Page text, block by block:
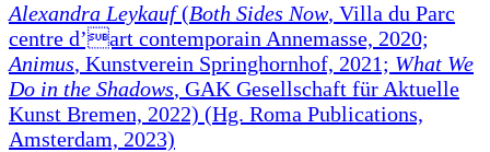
Alexandra Leykauf(Both Sides Now, Villa du Parc
centre d’art contemporain Annemasse, 2020;
Animus, Kunstverein Springhornhof, 2021; What We
Do in the Shadows, GAK Gesellschaft für Aktuelle
Kunst Bremen, 2022) (Hg. Roma Publications,
Amsterdam, 2023)